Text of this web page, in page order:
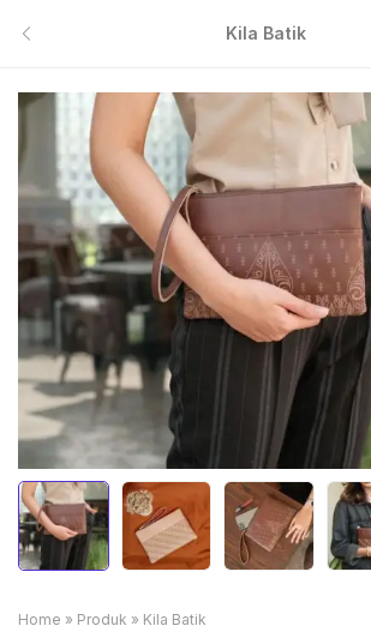
Kila Batik
Home » Produk » Kila Batik